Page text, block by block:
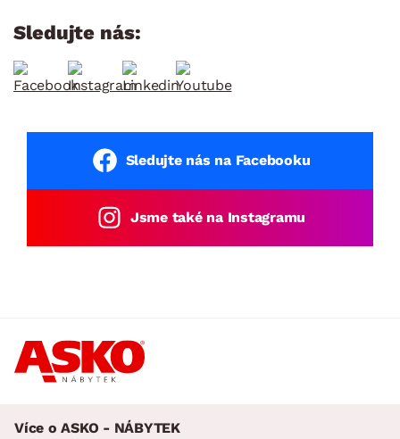
Sledujte nás:
Sledujte nás na Facebooku
Jsme také na Instagramu
Více o ASKO - NÁBYTEK